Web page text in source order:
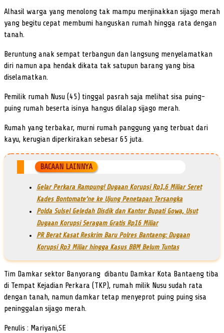
Alhasil warga yang menolong tak mampu menjinakkan sijago merah
yang begitu cepat membumi hanguskan rumah hingga rata dengan
tanah.
Beruntung anak sempat terbangun dan langsung menyelamatkan
diri namun apa hendak dikata tak satupun barang yang bisa
diselamatkan.
Pemilik rumah Nusu (45) tinggal pasrah saja melihat sisa puing-
puing rumah beserta isinya hangus dilalap sijago merah.
Rumah yang terbakar, murni rumah panggung yang terbuat dari
kayu, kerugian diperkirakan sebesar 65 juta.
BACAAN LAINNYA
Gelar Perkara Rampung! Dugaan Korupsi Rp1,6 Miliar Seret
Kades Bontomate’ne ke Ujung Penetapan Tersangka
Polda Sulsel Geledah Disdik dan Kantor Bupati Gowa, Usut
Dugaan Korupsi Seragam Gratis Rp16 Miliar
PR Berat Kasat Reskrim Baru Polres Bantaeng: Dugaan
Korupsi Rp3 Miliar hingga Kasus BBM Belum Tuntas
Tim Damkar sektor Banyorang dibantu Damkar Kota Bantaeng tiba
di Tempat Kejadian Perkara (TKP), rumah milik Nusu sudah rata
dengan tanah, namun damkar tetap menyeprot puing puing sisa
peninggalan sijago merah.
Penulis : Mariyani,SE